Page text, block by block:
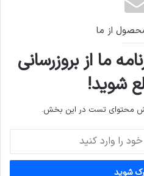
از ما
ما از بروزرسانی
شوید!
محتوای تست در این بخش.